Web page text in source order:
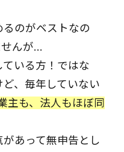
のがベストなの
せんが…
いる方！ではな
、毎年していない
主も、法人もほぼ同
あって無申告とし